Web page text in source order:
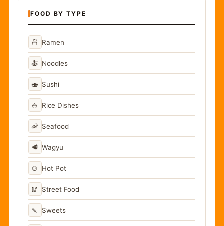
FOOD BY TYPE
🍜 Ramen
🍝 Noodles
🍣 Sushi
🍚 Rice Dishes
🦐 Seafood
🥩 Wagyu
🍲 Hot Pot
🥢 Street Food
🍡 Sweets